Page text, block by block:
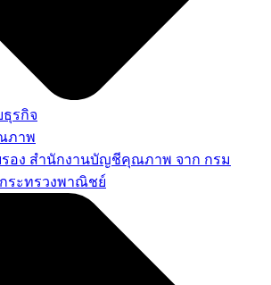
ธุรกิจ
รอง สำนักงานบัญชีคุณภาพ จาก กรม
ระทรวงพาณิชย์